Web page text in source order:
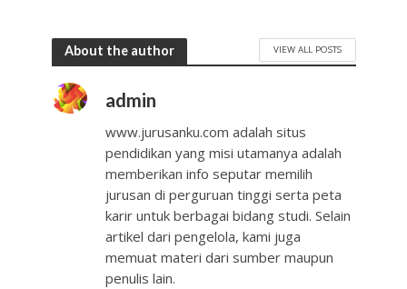
About the author VIEW ALL POSTS
admin
www.jurusanku.com adalah situs
pendidikan yang misi utamanya adalah
memberikan info seputar memilih
jurusan di perguruan tinggi serta peta
karir untuk berbagai bidang studi. Selain
artikel dari pengelola, kami juga
memuat materi dari sumber maupun
penulis lain.